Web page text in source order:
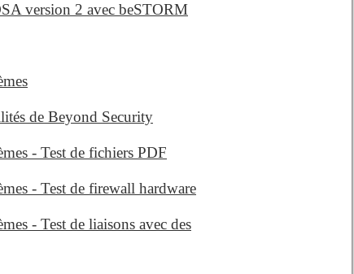
version 2 avec beSTORM
de Beyond Security
- Test de fichiers PDF
- Test de firewall hardware
- Test de liaisons avec des